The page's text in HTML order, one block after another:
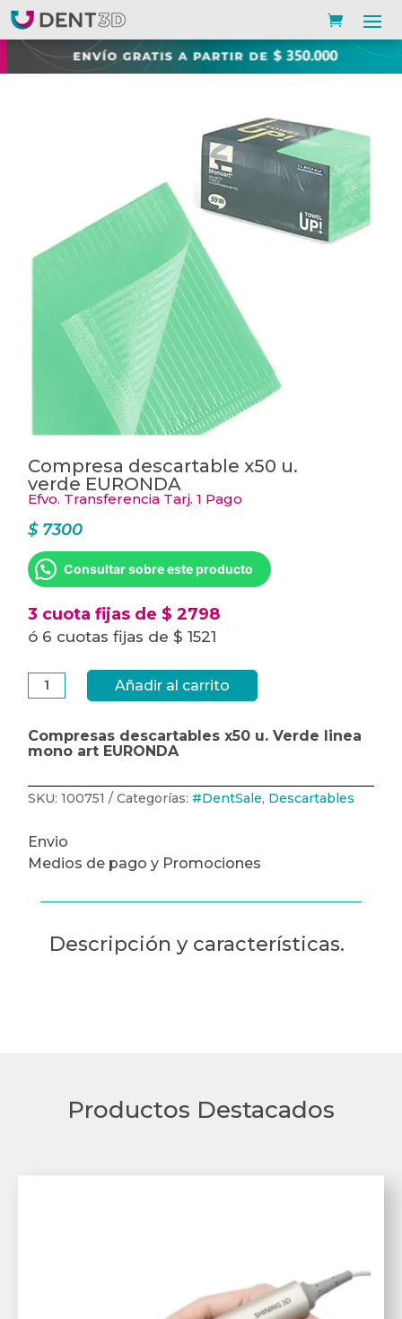
Compresa descartable x50 u.
verde EURONDA
Efvo. Transferencia Tarj. 1 Pago
$7300
Consultar sobre este producto
3 cuota fijas de $ 2798
ó 6 cuotas fijas de $ 1521
Compresa
descartable
x50
verde
EURONDA
cantidad
Añadir al carrito
Compresas descartables x50 u. Verde linea
mono art EURONDA
SKU:100751 Categorías: #DentSale, Descartables
Envio
Medios de pago y Promociones
Descripción y características.
Productos Destacados